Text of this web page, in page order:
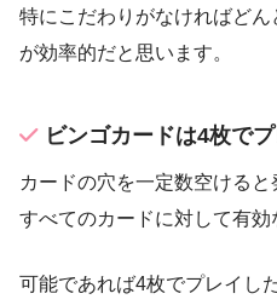
特にこだわりがなければど
が効率的だと思います。
ビンゴカードは4枚で
カードの穴を一定数空ける
すべてのカードに対して有効
可能であれば4枚でプレイし